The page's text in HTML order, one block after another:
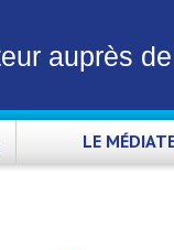
auprès
LE